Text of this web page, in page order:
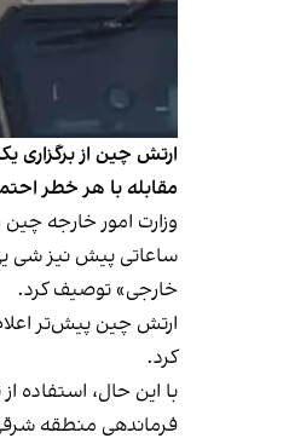
ارتش چین از برگزاری
مقابله با هر خطر
وزارت امور خارجه
ساعاتی پیش نیز شی
خارجی» توصیف کرد.
کرد.
با این‌ حال، استفاده
فرماندهی منطقه